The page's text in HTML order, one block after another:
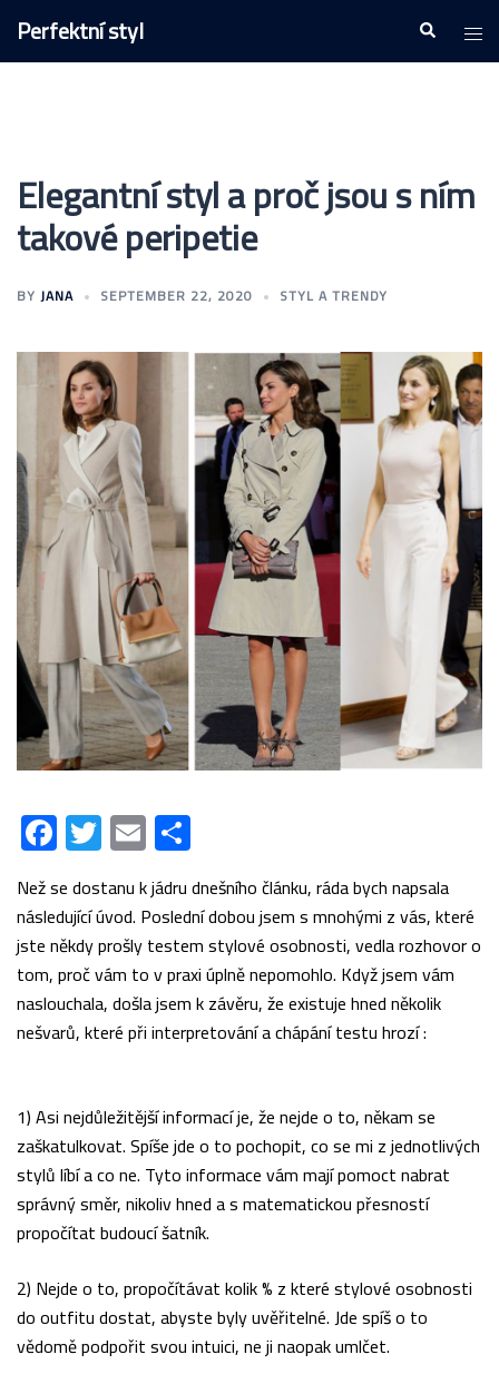
Skip
content
Perfektní styl Search
Elegantní styl a proč jsou s ním
takové peripetie
BY JANA SEPTEMBER 22, 2020 STYL A TRENDY
Facebook
Twitter
Email
Než se dostanu k jádru dnešního článku, ráda bych napsala
následující úvod. Poslední dobou jsem s mnohými z vás, které
jste někdy prošly testem stylové osobnosti, vedla rozhovor o
tom, proč vám to v praxi úplně nepomohlo. Když jsem vám
naslouchala, došla jsem k závěru, že existuje hned několik
nešvarů, které při interpretování a chápání testu hrozí :
1) Asi nejdůležitější informací je, že nejde o to, někam se
zaškatulkovat. Spíše jde o to pochopit, co se mi z jednotlivých
stylů líbí a co ne. Tyto informace vám mají pomoct nabrat
správný směr, nikoliv hned a s matematickou přesností
propočítat budoucí šatník.
2) Nejde o to, propočítávat kolik % z které stylové osobnosti
do outfitu dostat, abyste byly uvěřitelné. Jde spíš o to
vědomě podpořit svou intuici, ne ji naopak umlčet.